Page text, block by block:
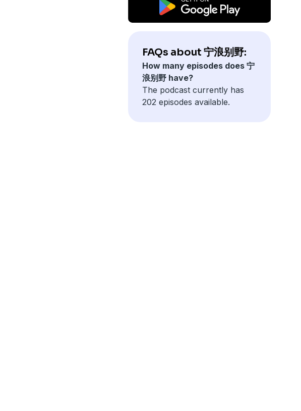
FAQs about 宁浪别野:
How many episodes does 宁
浪别野 have?
The podcast currently has
202 episodes available.